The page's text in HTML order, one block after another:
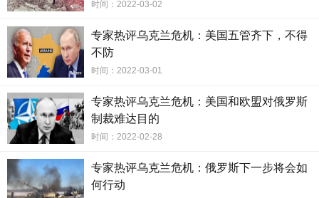
时间：2022-03-02
专家热评乌克兰危机：美国五管齐下，不得
不防
时间：2022-03-01
专家热评乌克兰危机：美国和欧盟对俄罗斯
制裁难达目的
时间：2022-02-28
专家热评乌克兰危机：俄罗斯下一步将会如
何行动